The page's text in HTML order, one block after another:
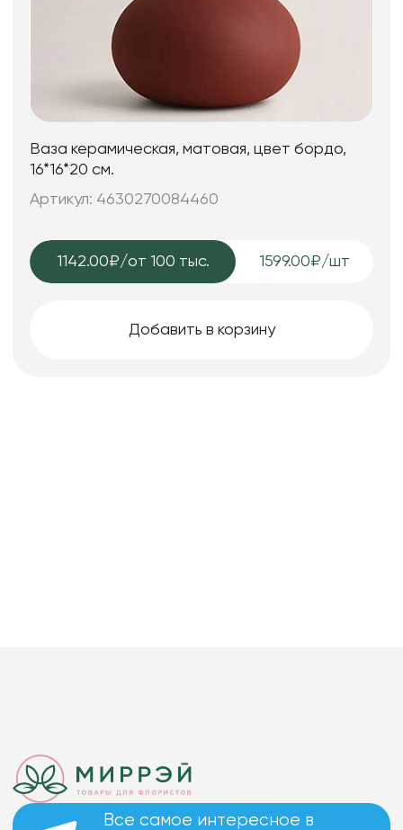
Ваза керамическая, матовая, цвет бордо,
16*16*20 см.
Артикул: 4630270084460
1142.00₽/от 100 тыс. 1599.00₽/шт
Добавить в корзину
Все самое интересное в